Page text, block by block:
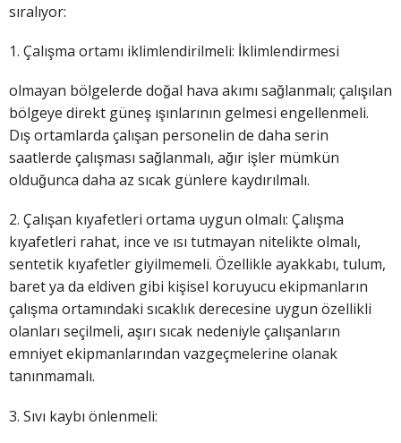
sıralıyor:
1. Çalışma ortamı iklimlendirilmeli: İklimlendirmesi
olmayan bölgelerde doğal hava akımı sağlanmalı; çalışılan
bölgeye direkt güneş ışınlarının gelmesi engellenmeli.
Dış ortamlarda çalışan personelin de daha serin
saatlerde çalışması sağlanmalı, ağır işler mümkün
olduğunca daha az sıcak günlere kaydırılmalı.
2. Çalışan kıyafetleri ortama uygun olmalı: Çalışma
kıyafetleri rahat, ince ve ısı tutmayan nitelikte olmalı,
sentetik kıyafetler giyilmemeli. Özellikle ayakkabı, tulum,
baret ya da eldiven gibi kişisel koruyucu ekipmanların
çalışma ortamındaki sıcaklık derecesine uygun özellikli
olanları seçilmeli, aşırı sıcak nedeniyle çalışanların
emniyet ekipmanlarından vazgeçmelerine olanak
tanınmamalı.
3. Sıvı kaybı önlenmeli: